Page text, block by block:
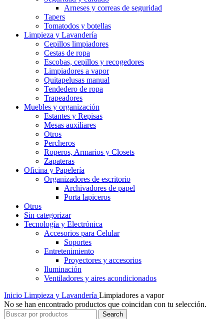
Arneses y correas de seguridad
Tapers
Tomatodos y botellas
Limpieza y Lavandería
Cepillos limpiadores
Cestas de ropa
Escobas, cepillos y recogedores
Limpiadores a vapor
Quitapelusas manual
Tendedero de ropa
Trapeadores
Muebles y organización
Estantes y Repisas
Mesas auxiliares
Otros
Percheros
Roperos, Armarios y Closets
Zapateras
Oficina y Papelería
Organizadores de escritorio
Archivadores de papel
Porta lapiceros
Otros
Sin categorizar
Tecnología y Electrónica
Accesorios para Celular
Soportes
Entretenimiento
Proyectores y accesorios
Iluminación
Ventiladores y aires acondicionados
Inicio Limpieza y Lavandería Limpiadores a vapor
No se han encontrado productos que coincidan con tu selección.
Search